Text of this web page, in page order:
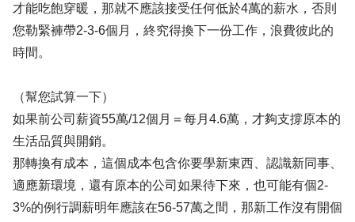
才能吃飽穿暖，那就不應該接受任何低於4萬的薪水，否則
您勒緊褲帶2-3-6個月，終究得換下一份工作，浪費彼此的
時間。
（幫您試算一下）
如果前公司薪資55萬/12個月＝每月4.6萬，才夠支撐原本的
生活品質與開銷。
那轉換有成本，這個成本包含你要學新東西、認識新同事、
適應新環境，還有原本的公司如果待下來，也可能有個2-
3%的例行調薪明年應該在56-57萬之間，那新工作沒有開個